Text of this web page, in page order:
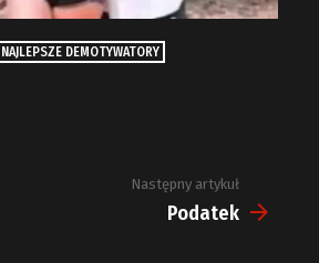
NAJLEPSZE DEMOTYWATORY
Następny artykuł
Podatek